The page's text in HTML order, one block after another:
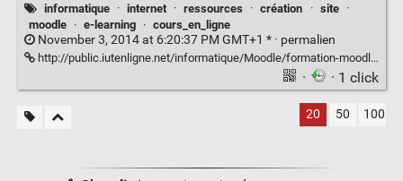
informatique · internet · ressources · création · site
·
moodle
· e-learning · cours_en_ligne
November 3, 2014 at 6:20:37 PM GMT+1 * · permalien
http://public.iutenligne.net/informatique/Moodle/formation-moodle/index.html
· · 1 click
20 50 100